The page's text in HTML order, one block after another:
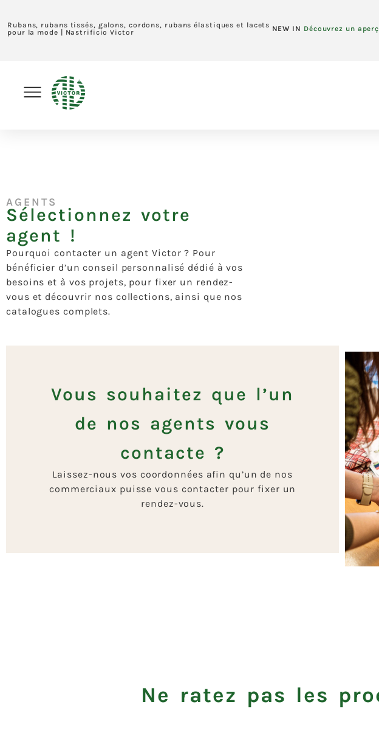
Rubans, rubans tissés, galons, cordons, rubans élastiques et lacets
pour la mode | Nastrificio Victor
NEW IN Découvrez un
AGENTS
Sélectionnez votre
agent !
Pourquoi contacter un agent Victor ? Pour
bénéficier d’un conseil personnalisé dédié à vos
besoins et à vos projets, pour fixer un rendez-
vous et découvrir nos collections, ainsi que nos
catalogues complets.
Vous souhaitez que l’un
de nos agents vous
contacte ?
Laissez-nous vos coordonnées afin qu’un de nos
commerciaux puisse vous contacter pour fixer un
rendez-vous.
Ne ratez pas les